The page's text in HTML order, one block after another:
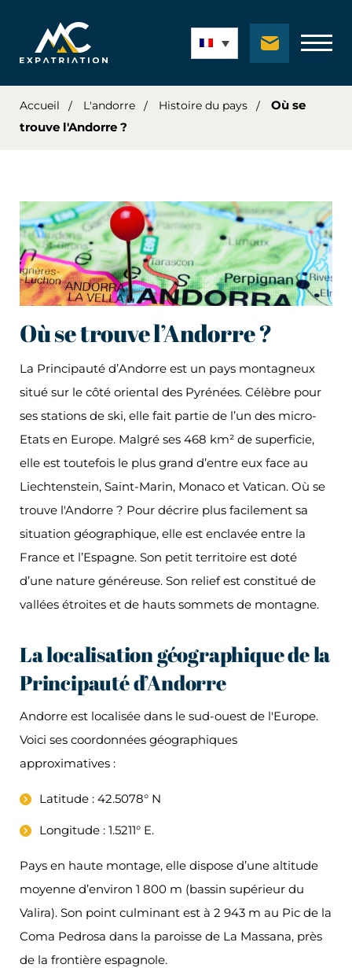
Accueil L'andorre Histoire du pays
Où se
trouve l'Andorre ?
Où se trouve l’Andorre ?
La Principauté d’Andorre est un pays montagneux
situé sur le côté oriental des Pyrénées. Célèbre pour
ses stations de ski, elle fait partie de l’un des micro-
Etats en Europe. Malgré ses 468 km² de superficie,
elle est toutefois le plus grand d’entre eux face au
Liechtenstein, Saint-Marin, Monaco et Vatican. Où se
trouve l'Andorre ? Pour décrire plus facilement sa
situation géographique, elle est enclavée entre la
France et l’Espagne. Son petit territoire est doté
d’une nature généreuse. Son relief est constitué de
vallées étroites et de hauts sommets de montagne.
La localisation géographique de la
Principauté d’Andorre
Andorre est localisée dans le sud-ouest de l'Europe.
Voici ses coordonnées géographiques
approximatives :
Latitude : 42.5078° N
Longitude : 1.5211° E.
Pays en haute montage, elle dispose d’une altitude
moyenne d’environ 1 800 m (bassin supérieur du
Valira). Son point culminant est à 2 943 m au Pic de la
Coma Pedrosa dans la paroisse de La Massana, près
de la frontière espagnole.